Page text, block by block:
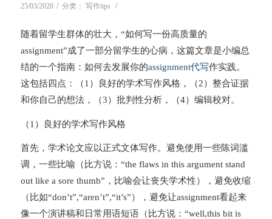
25/03/2020 / 分类： 写作tips /
随着留学生群体的壮大，“如何写一份高质量的
assignment”成了一部分留学生的心病，这篇文章是小编总
结的一个指南：如何去发展你的assignment代写作实践。
这包括四点：（1）良好的学术写作风格，（2）整合证据
和你自己的想法，（3）批判性分析，（4）编辑校对。
（1）良好的学术写作风格
首先，学术论文应以正式文体写作。避免使用一些陈词滥
调，一些比喻（比方说：“the flaws in this argument stand
out like a sore thumb”，比喻会让丧失学术性），避免收缩
（比如“don’t”,“aren’t”,“it’s”），避免让assignment看起来
像一个演讲稿和日常用语短语（比方说：“well,this bit is